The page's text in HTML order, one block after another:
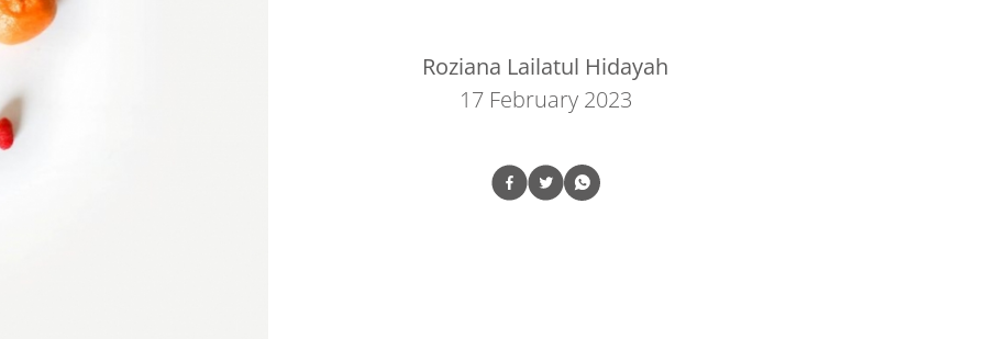
Roziana Lailatul Hidayah
17 February 2023